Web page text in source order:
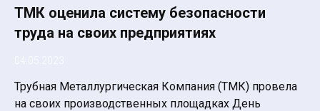
ТМК оценила систему безопасности
труда на своих предприятиях
Трубная Металлургическая Компания (ТМК) провела
на своих производственных площадках День